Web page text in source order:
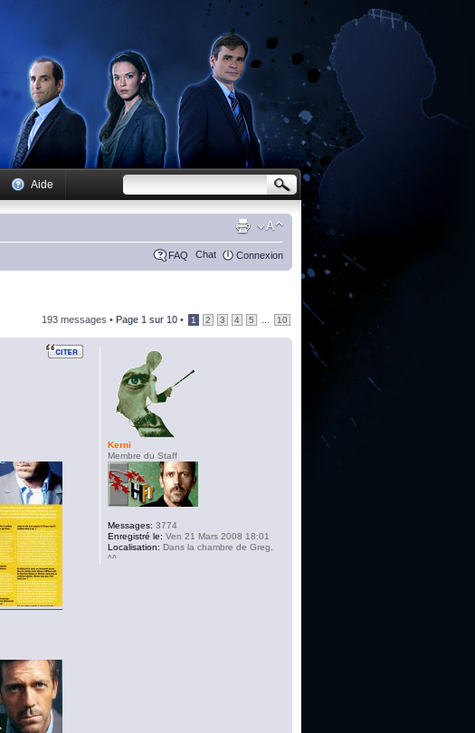
Aide
FAQ Chat Connexion
193 messages • Page 1 sur 10 • 1 2 3 4 5 10
Kerni
Membre du Staff
Messages: 3774
Enregistré le: Ven 21 Mars 2008 18:01
Localisation: Dans la chambre de Greg.
^^